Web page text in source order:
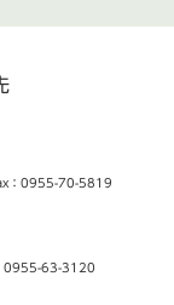
：0955-70-5819
0955-63-3120